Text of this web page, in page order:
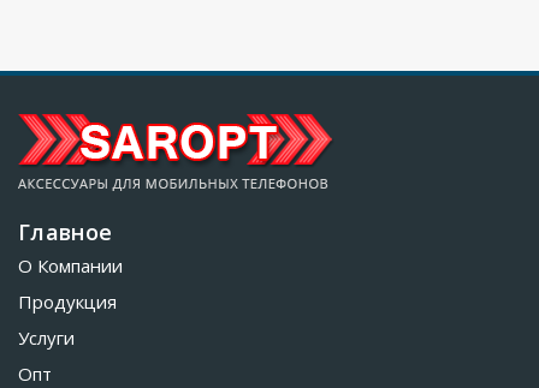
Главное
О Компании
Продукция
Услуги
Опт